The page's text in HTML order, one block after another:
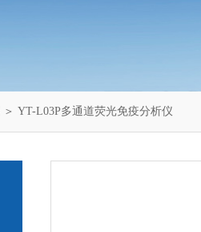
＞ YT-L03P多通道荧光免疫分析仪